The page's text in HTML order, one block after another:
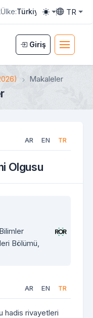
Ülke:Türkiyee-ISSN:3108-
Toggle
TR
Toggle
Giriş
Makaleler
AR EN TR
Olgusu
Bölümü,
AR EN TR
hadis rivayetleri